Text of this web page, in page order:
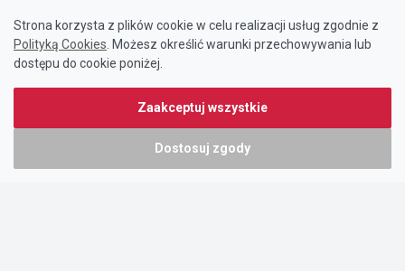
Strona korzysta z plików cookie w celu realizacji usług zgodnie z
Polityką Cookies . Możesz określić warunki przechowywania lub
dostępu do cookie poniżej.
Zaakceptuj wszystkie
Dostosuj zgody